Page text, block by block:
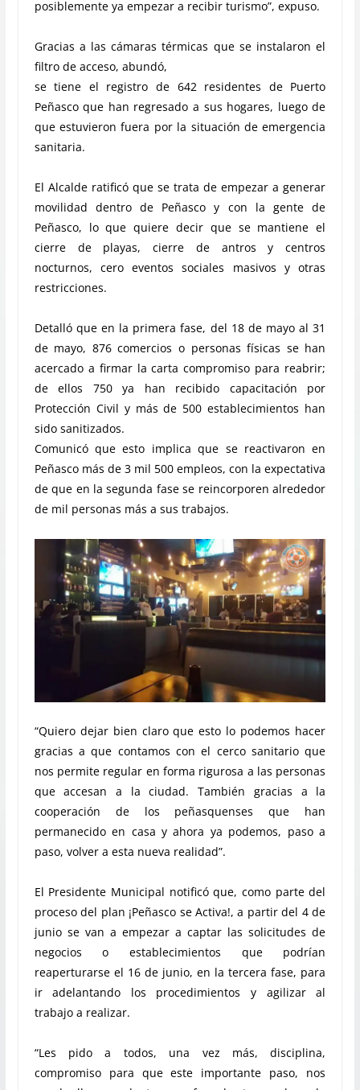
posiblemente ya empezar a recibir turismo”, expuso.
Gracias a las cámaras térmicas que se instalaron el
filtro de acceso, abundó,
se tiene el registro de 642 residentes de Puerto
Peñasco que han regresado a sus hogares, luego de
que estuvieron fuera por la situación de emergencia
sanitaria.
El Alcalde ratificó que se trata de empezar a generar
movilidad dentro de Peñasco y con la gente de
Peñasco, lo que quiere decir que se mantiene el
cierre de playas, cierre de antros y centros
nocturnos, cero eventos sociales masivos y otras
restricciones.
Detalló que en la primera fase, del 18 de mayo al 31
de mayo, 876 comercios o personas físicas se han
acercado a firmar la carta compromiso para reabrir;
de ellos 750 ya han recibido capacitación por
Protección Civil y más de 500 establecimientos han
sido sanitizados.
Comunicó que esto implica que se reactivaron en
Peñasco más de 3 mil 500 empleos, con la expectativa
de que en la segunda fase se reincorporen alrededor
de mil personas más a sus trabajos.
“Quiero dejar bien claro que esto lo podemos hacer
gracias a que contamos con el cerco sanitario que
nos permite regular en forma rigurosa a las personas
que accesan a la ciudad. También gracias a la
cooperación de los peñasquenses que han
permanecido en casa y ahora ya podemos, paso a
paso, volver a esta nueva realidad”.
El Presidente Municipal notificó que, como parte del
proceso del plan ¡Peñasco se Activa!, a partir del 4 de
junio se van a empezar a captar las solicitudes de
negocios o establecimientos que podrían
reaperturarse el 16 de junio, en la tercera fase, para
ir adelantando los procedimientos y agilizar al
trabajo a realizar.
“Les pido a todos, una vez más, disciplina,
compromiso para que este importante paso, nos